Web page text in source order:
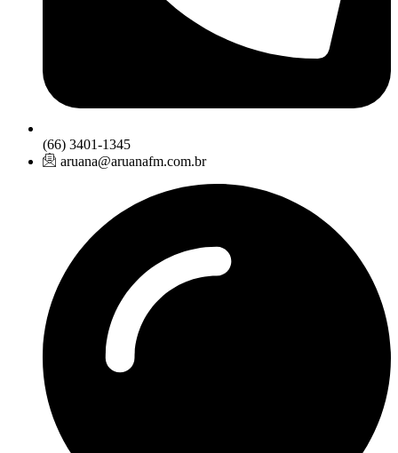
(66) 3401-1345
aruana@aruanafm.com.br